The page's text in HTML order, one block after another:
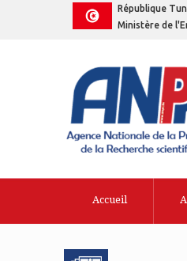
République
Ministère de
Accueil